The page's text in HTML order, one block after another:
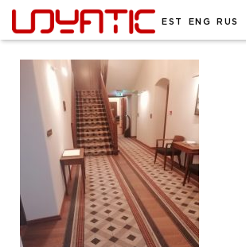
EST ENG RUS